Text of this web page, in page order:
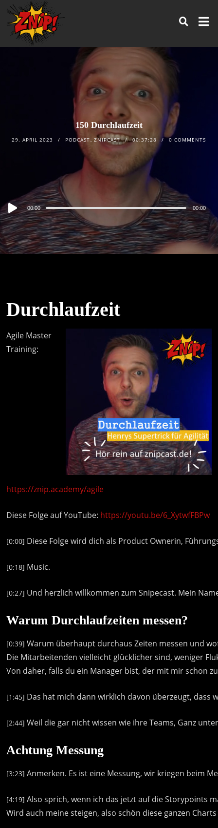
150 Durchlaufzeit
29. APRIL 2023 PODCAST,ZNIPCAST 00:37:28 0 COMMENTS
Audio
Player
00:00 00:00
Durchlaufzeit
Agile Master
Training:
https://znip.academy/agile
Diese Folge auf YouTube: https://youtu.be/6_XytwfFBPw
[0:00] Diese Folge wird dich als Product Ownerin,
[0:18] Music.
[0:27] Und herzlich willkommen zum Snipecast. Mein
Warum Durchlaufzeiten messen?
[0:39] Warum überhaupt durchaus Zeiten messen und
Die Mitarbeitenden vielleicht glücklicher sind, weniger
Von daher, falls du ein Manager bist, der mit mir schon zu
[1:45] Das hat mich dann wirklich davon überzeugt, dass
[2:44] Weil die gar nicht wissen wie ihre Teams, Ganz
Achtung Messung
[3:23] Anmerken. Es ist eine Messung, wir kriegen beim
[4:19] Also sprich, wenn ich das jetzt auf die Storypoints
Wird auch meine steigen, also schön diese ganzen Charts